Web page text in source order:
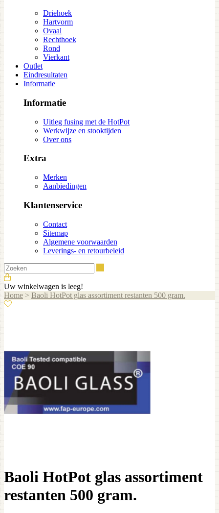
Driehoek
Hartvorm
Ovaal
Rechthoek
Rond
Vierkant
Outlet
Eindresultaten
Informatie
Informatie
Uitleg fusing met de HotPot
Werkwijze en stooktijden
Over ons
Extra
Merken
Aanbiedingen
Klantenservice
Contact
Sitemap
Algemene voorwaarden
Leverings- en retourbeleid
Uw winkelwagen is leeg!
Home > Baoli HotPot glas assortiment restanten 500 gram.
Baoli HotPot glas assortiment
restanten 500 gram.